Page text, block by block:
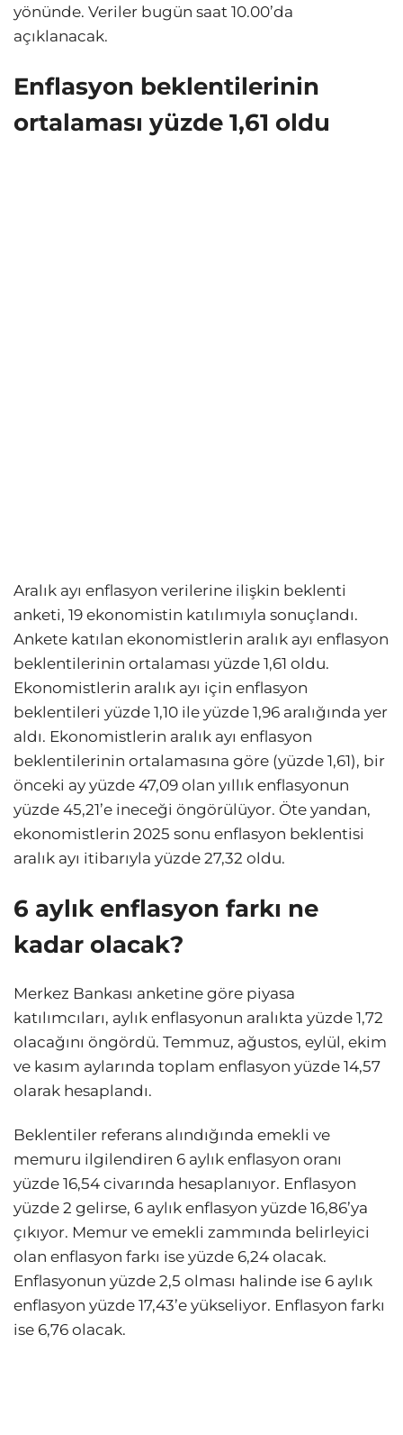
yönünde. Veriler bugün saat 10.00’da
açıklanacak.
Enflasyon beklentilerinin
ortalaması yüzde 1,61 oldu
Aralık ayı enflasyon verilerine ilişkin beklenti
anketi, 19 ekonomistin katılımıyla sonuçlandı.
Ankete katılan ekonomistlerin aralık ayı enflasyon
beklentilerinin ortalaması yüzde 1,61 oldu.
Ekonomistlerin aralık ayı için enflasyon
beklentileri yüzde 1,10 ile yüzde 1,96 aralığında yer
aldı. Ekonomistlerin aralık ayı enflasyon
beklentilerinin ortalamasına göre (yüzde 1,61), bir
önceki ay yüzde 47,09 olan yıllık enflasyonun
yüzde 45,21’e ineceği öngörülüyor. Öte yandan,
ekonomistlerin 2025 sonu enflasyon beklentisi
aralık ayı itibarıyla yüzde 27,32 oldu.
6 aylık enflasyon farkı ne
kadar olacak?
Merkez Bankası anketine göre piyasa
katılımcıları, aylık enflasyonun aralıkta yüzde 1,72
olacağını öngördü. Temmuz, ağustos, eylül, ekim
ve kasım aylarında toplam enflasyon yüzde 14,57
olarak hesaplandı.
Beklentiler referans alındığında emekli ve
memuru ilgilendiren 6 aylık enflasyon oranı
yüzde 16,54 civarında hesaplanıyor. Enflasyon
yüzde 2 gelirse, 6 aylık enflasyon yüzde 16,86’ya
çıkıyor. Memur ve emekli zammında belirleyici
olan enflasyon farkı ise yüzde 6,24 olacak.
Enflasyonun yüzde 2,5 olması halinde ise 6 aylık
enflasyon yüzde 17,43’e yükseliyor. Enflasyon farkı
ise 6,76 olacak.